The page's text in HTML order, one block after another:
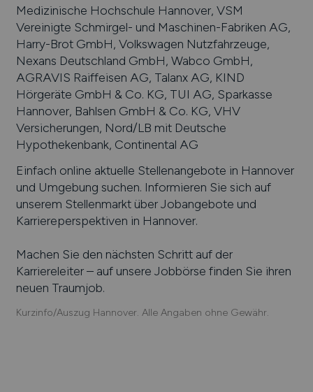
Medizinische Hochschule Hannover, VSM
Vereinigte Schmirgel- und Maschinen-Fabriken AG,
Harry-Brot GmbH, Volkswagen Nutzfahrzeuge,
Nexans Deutschland GmbH, Wabco GmbH,
AGRAVIS Raiffeisen AG, Talanx AG, KIND
Hörgeräte GmbH & Co. KG, TUI AG, Sparkasse
Hannover, Bahlsen GmbH & Co. KG, VHV
Versicherungen, Nord/LB mit Deutsche
Hypothekenbank, Continental AG
Einfach online aktuelle Stellenangebote in Hannover
und Umgebung suchen. Informieren Sie sich auf
unserem Stellenmarkt über Jobangebote und
Karriereperspektiven in Hannover.
Machen Sie den nächsten Schritt auf der
Karriereleiter – auf unsere Jobbörse finden Sie ihren
neuen Traumjob.
Kurzinfo/Auszug Hannover. Alle Angaben ohne Gewähr.